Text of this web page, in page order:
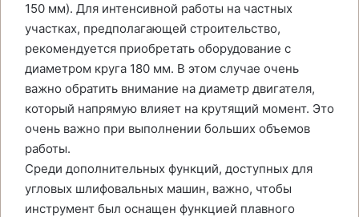
150 мм). Для интенсивной работы на частных
участках, предполагающей строительство,
рекомендуется приобретать оборудование с
диаметром круга 180 мм. В этом случае очень
важно обратить внимание на диаметр двигателя,
который напрямую влияет на крутящий момент. Это
очень важно при выполнении больших объемов
работы.
Среди дополнительных функций, доступных для
угловых шлифовальных машин, важно, чтобы
инструмент был оснащен функцией плавного